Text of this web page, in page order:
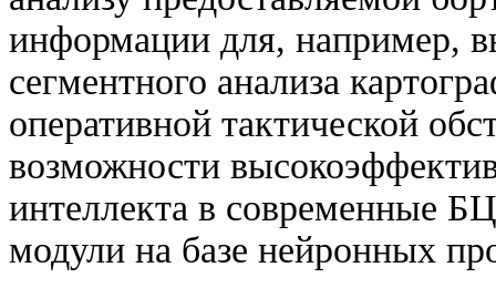
информации для, например,
сегментного анализа
оперативной тактической
возможности
интеллекта в современные
модули на базе нейронных